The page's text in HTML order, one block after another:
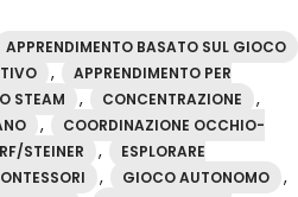
APPRENDIMENTO BASATO SUL GIOCO
,
APPRENDIMENTO PER
STEAM , CONCENTRAZIONE ,
,
COORDINAZIONE OCCHIO-
STEINER ,
ESPLORARE
, GIOCO AUTONOMO ,